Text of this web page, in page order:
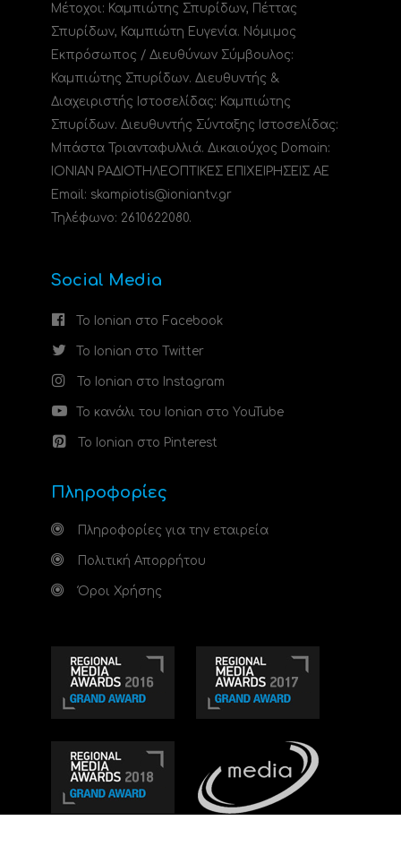
Μέτοχοι: Καμπιώτης Σπυρίδων, Πέττας
Σπυρίδων, Καμπιώτη Ευγενία. Νόμιμος
Εκπρόσωπος / Διευθύνων Σύμβουλος:
Καμπιώτης Σπυρίδων. Διευθυντής &
Διαχειριστής Ιστοσελίδας: Καμπιώτης
Σπυρίδων. Διευθυντής Σύνταξης Ιστοσελίδας:
Μπάστα Τριανταφυλλιά. Δικαιούχος Domain:
ΙΟΝΙΑΝ ΡΑΔΙΟΤΗΛΕΟΠΤΙΚΕΣ ΕΠΙΧΕΙΡΗΣΕΙΣ ΑΕ
Email: skampiotis@ioniantv.gr
Τηλέφωνο: 2610622080.
Social Media
Το Ionian στο Facebook
Το Ionian στο Twitter
Το Ionian στο Instagram
Το κανάλι του Ionian στο YouTube
Το Ionian στο Pinterest
Πληροφορίες
Πληροφορίες για την εταιρεία
Πολιτική Απορρήτου
Όροι Χρήσης